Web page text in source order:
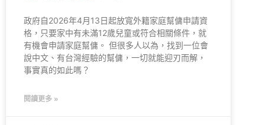
政府自2026年4月13日起放寬外籍家庭幫傭申請資
格，只要家中有未滿12歲兒童或符合相關條件，就
有機會申請家庭幫傭。 但很多人以為，找到一位會
說中文、有台灣經驗的幫傭，一切就能迎刃而解，
事實真的如此嗎？
閱讀更多 »